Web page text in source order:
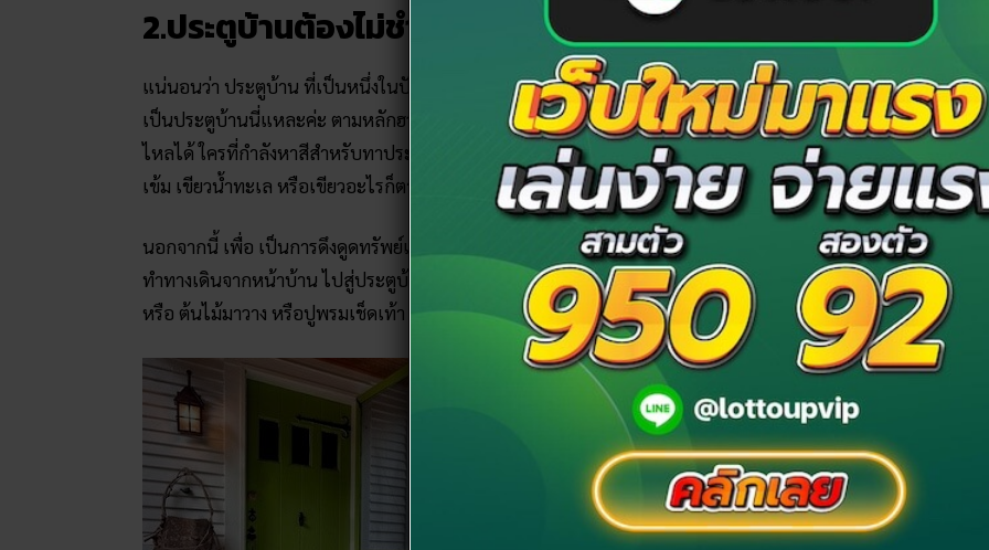
2.ประตูบ้านต้องไม่ชำรุด มีสีสันสดใส
แน่นอนว่า ประตูบ้าน ที่เป็นหนึ่งในปัจจัยสำคัญในการเสริมความเป็นมงคลเข้าบ้าน ถัดมาจากหน้าบ้าน ก็
เป็นประตูบ้านนี่แหละค่ะ ตามหลักฮวงจุ้ยแล้ว เชื่อว่า ไม่ควรให้ประตูบ้านตรงกัน เพราะจะทำให้เงินทองรั่ว
ไหลได้ ใครที่กำลังหาสีสำหรับทาประตูบ้าน แอดมินขอแนะนำ “สีเขียว” เลยค่ะ ไม่ว่าจะเป็นเขียวอ่อน เขียว
เข้ม เขียวน้ำทะเล หรือเขียวอะไรก็ตาม สามารถใช้ได้หมด เชื่อกันว่า สีเขียว เป็นสีมงคลของการเงิน
นอกจากนี้ เพื่อ เป็นการดึงดูดทรัพย์เข้าบ้าน ควรจะจัดพื้นที่บริเวณประตูบ้านให้สวย และ น่ามอง อย่างเช่น
ทำทางเดินจากหน้าบ้าน ไปสู่ประตูบ้าน ให้ดูน่าเดิน จัดแต่งบริเวณหน้าประตู ด้วยการหากระถางดอกไม้
หรือ ต้นไม้มาวาง หรือปูพรมเช็ดเท้า ที่มีสีสดใส เป็นต้น